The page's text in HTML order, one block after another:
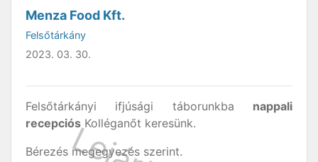
Menza Food Kft.
Felsőtárkány
2023. 03. 30.
Felsőtárkányi ifjúsági táborunkba nappali
recepciós Kolléganőt keresünk.
Bérezés megegyezés szerint.